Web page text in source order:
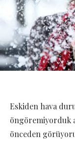
Eskiden hava
öngöremiyorduk
önceden